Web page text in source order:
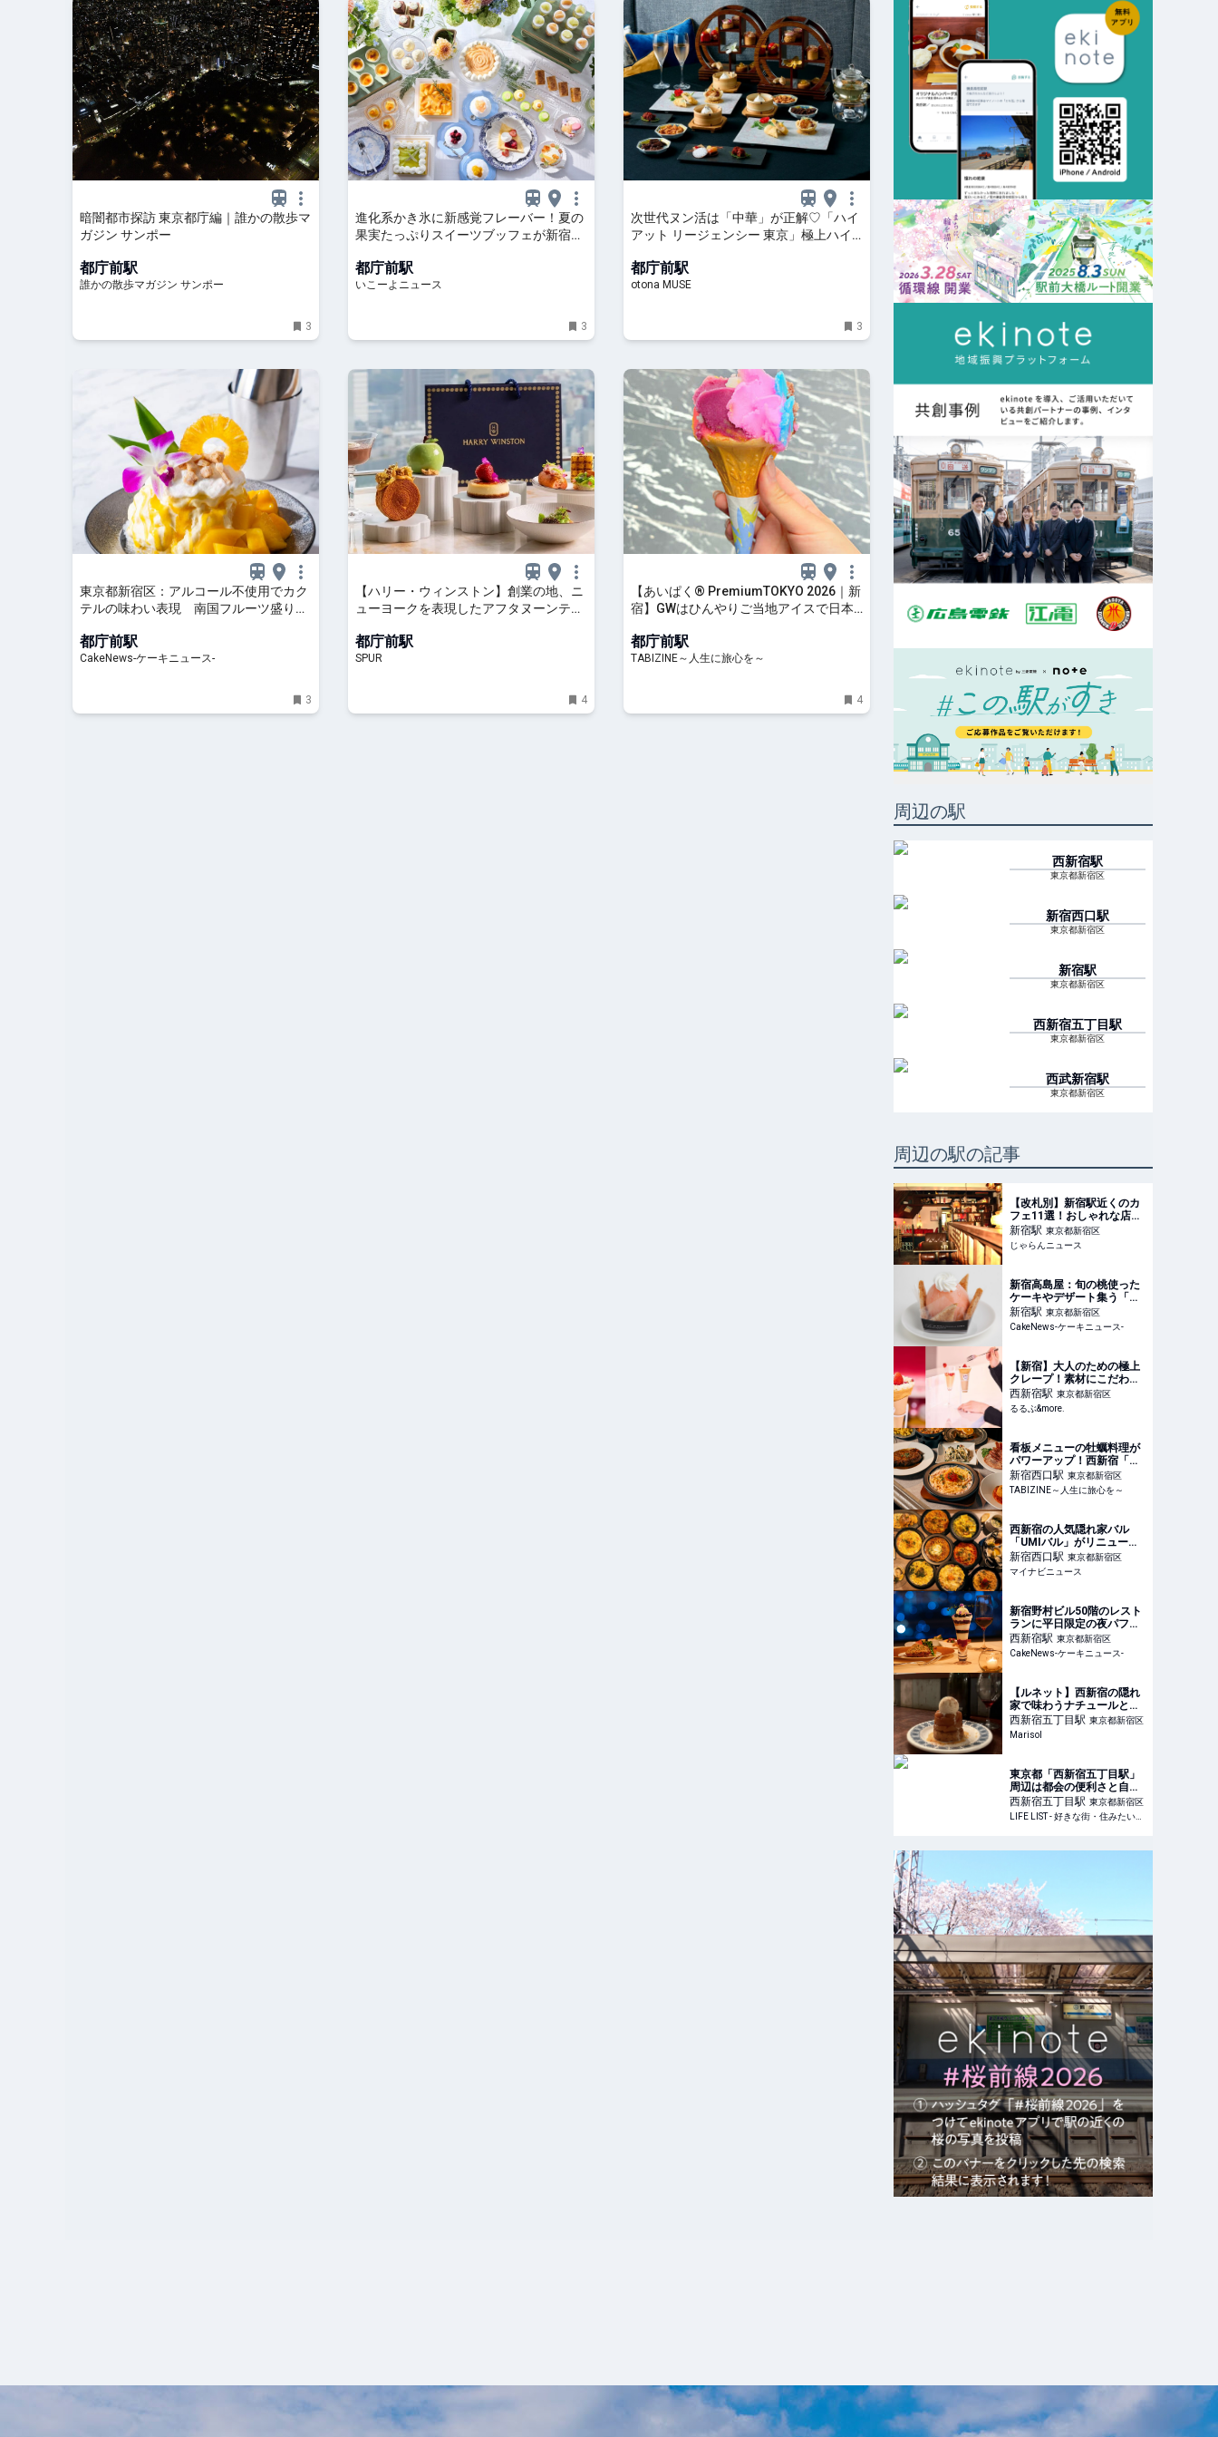
暗闇都市探訪 東京都庁編｜誰かの散歩マ
ガジン サンポー
都庁前駅
誰かの散歩マガジン サンポー
3
進化系かき氷に新感覚フレーバー！夏の
果実たっぷりスイーツブッフェが新宿の
都庁前駅
いこーよニュース
3
次世代ヌン活は「中華」が正解♡「ハイ
アット リージェンシー 東京」極上ハイ
【公式】オトナミューズ ウェブ（otona
MUSE）
都庁前駅
otona MUSE
3
東京都新宿区：アルコール不使用でカク
テルの味わい表現 南国フルーツ盛り込
より各日20食限定販売
都庁前駅
CakeNews-ケーキニュース-
3
【ハリー・ウィンストン】創業の地、ニ
ューヨークを表現したアフタヌーンティ
ライフスタイルニュース | SPUR
都庁前駅
SPUR
4
【あいぱく® PremiumTOKYO 2026｜新
宿】GWはひんやりご当地アイスで日本
都庁前駅
TABIZINE～人生に旅心を～
4
周辺の駅
西新宿駅
東京都新宿区
新宿西口駅
東京都新宿区
新宿駅
東京都新宿区
西新宿五丁目駅
東京都新宿区
西武新宿駅
東京都新宿区
周辺の駅の記事
【改札別】新宿駅近くのカ
フェ11選！おしゃれな店や
電源があり落ち着ける店な
ど＜2026＞ ｜じゃらんニ
ュース
新宿駅 東京都新宿区
じゃらんニュース
新宿高島屋：旬の桃使った
ケーキやデザート集う「ふ
くしまの桃メニューフェ
ア」7月22日より開催
新宿駅 東京都新宿区
CakeNews-ケーキニュース-
【新宿】大人のための極上
クレープ！素材にこだわる
「CrepeCompany」で贅
沢なひとときを｜るるぶ
&more.
西新宿駅 東京都新宿区
るるぶ&more.
看板メニューの牡蠣料理が
パワーアップ！西新宿「魚
介イタリアン&
新宿西口駅 東京都新宿区
TABIZINE～人生に旅心を～
西新宿の人気隠れ家バル
「UMIバル」がリニューア
ル、牡蠣メニューと新感覚
パスタを強化
新宿西口駅 東京都新宿区
マイナビニュース
新宿野村ビル50階のレスト
ランに平日限定の夜パフェ
プラン新登場
西新宿駅 東京都新宿区
CakeNews-ケーキニュース-
【ルネット】西新宿の隠れ
家で味わうナチュールと料
理のペアリング
西新宿五丁目駅 東京都新宿区
Marisol
東京都「西新宿五丁目駅」
周辺は都会の便利さと自然
が調和する街！住民が住み
やすさを紹介 - LIFE LIST -
好きな街・住みたい街・私
西新宿五丁目駅 東京都新宿区
LIFE LIST - 好きな街・住みたい街・私の街